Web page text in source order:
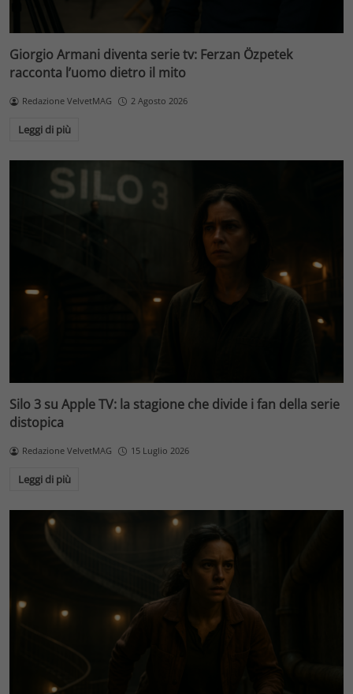
Giorgio Armani diventa serie tv: Ferzan Özpetek
racconta l’uomo dietro il mito
Redazione VelvetMAG 2 Agosto 2026
Leggi di più
Silo 3 su Apple TV: la stagione che divide i fan della serie
distopica
Redazione VelvetMAG 15 Luglio 2026
Leggi di più